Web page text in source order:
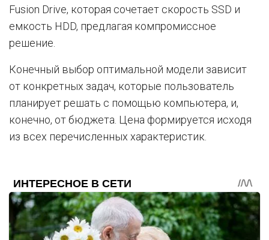
Fusion Drive, которая сочетает скорость SSD и
емкость HDD, предлагая компромиссное
решение.
Конечный выбор оптимальной модели зависит
от конкретных задач, которые пользователь
планирует решать с помощью компьютера, и,
конечно, от бюджета. Цена формируется исходя
из всех перечисленных характеристик.